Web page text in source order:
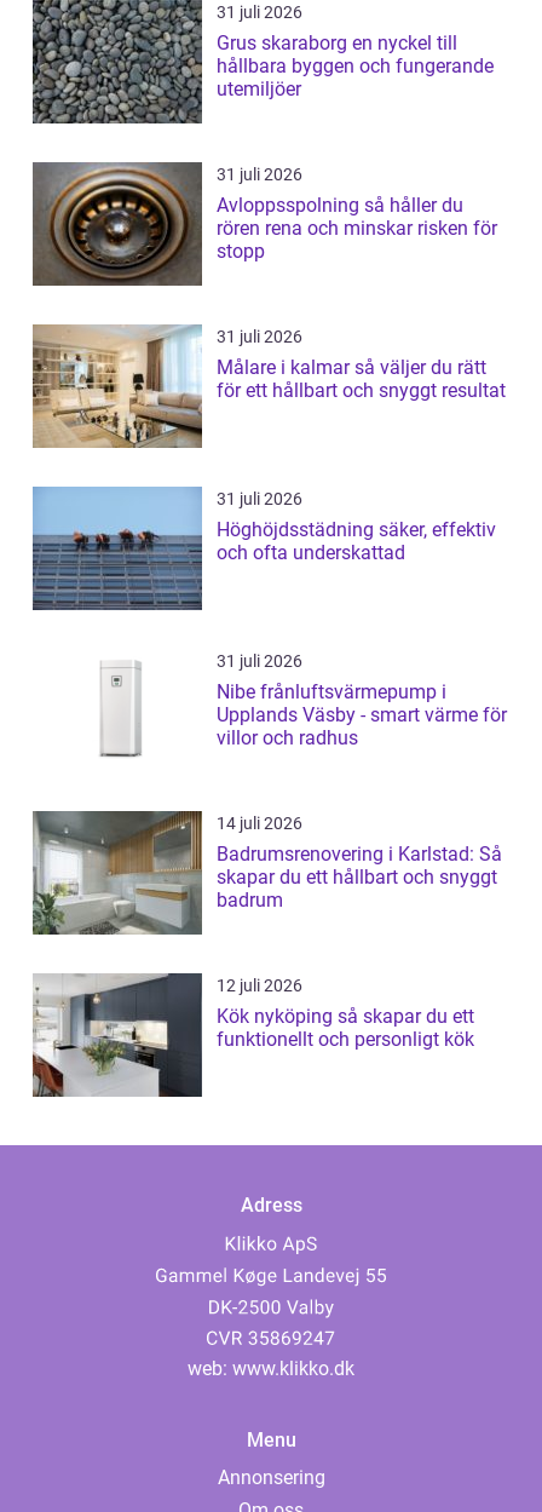
31 juli 2026
Grus skaraborg en nyckel till
hållbara byggen och fungerande
utemiljöer
31 juli 2026
Avloppsspolning så håller du
rören rena och minskar risken för
stopp
31 juli 2026
Målare i kalmar så väljer du rätt
för ett hållbart och snyggt resultat
31 juli 2026
Höghöjdsstädning säker, effektiv
och ofta underskattad
31 juli 2026
Nibe frånluftsvärmepump i
Upplands Väsby - smart värme för
villor och radhus
14 juli 2026
Badrumsrenovering i Karlstad: Så
skapar du ett hållbart och snyggt
badrum
12 juli 2026
Kök nyköping så skapar du ett
funktionellt och personligt kök
Adress
web: www.klikko.dk
Menu
Annonsering